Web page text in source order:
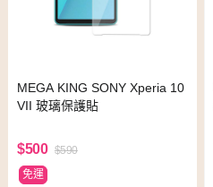
MEGA KING SONY Xperia 10
VII 玻璃保護貼
$500 $590
免運